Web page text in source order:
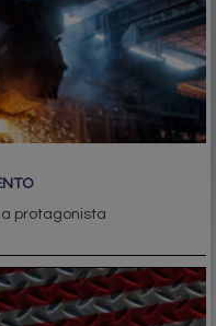
protagonista